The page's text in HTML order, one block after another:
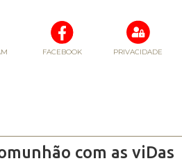
FACEBOOK PRIVACIDADE
com as viDas